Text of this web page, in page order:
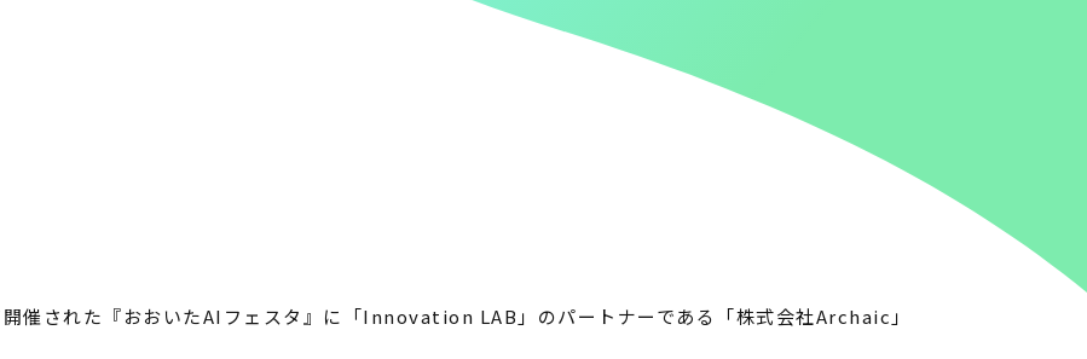
催された『おおいたAIフェスタ』に「Innovation LAB」のパートナーである「株式会社Archaic」